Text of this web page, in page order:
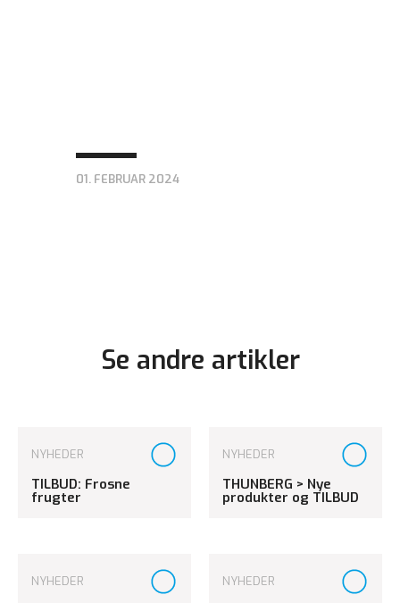
01. FEBRUAR 2024
Se andre artikler
NYHEDER
TILBUD: Frosne
frugter
NYHEDER
THUNBERG > Nye
produkter og TILBUD
NYHEDER NYHEDER